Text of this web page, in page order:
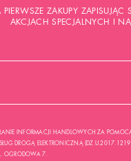
ZAKUPY
AKCJACH SPECJALNYCH I
INFORMACJI HANDLOWYCH ZA
DROGĄ ELEKTRONICZNĄ (DZ.U.2017.1219
OGRODOWA 7.